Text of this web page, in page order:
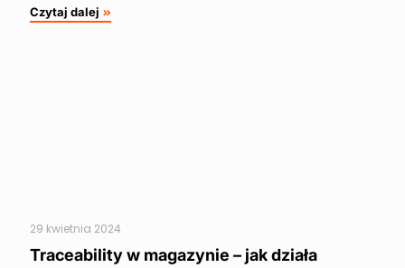
Czytaj dalej
29 kwietnia 2024
Traceability w magazynie – jak działa